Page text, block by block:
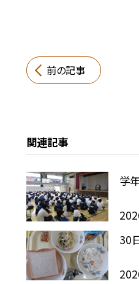
前の記事
関連記事
学
30